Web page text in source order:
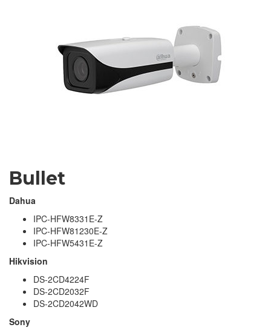
Bullet
Dahua
IPC-HFW8331E-Z
IPC-HFW81230E-Z
IPC-HFW5431E-Z
Hikvision
DS-2CD4224F
DS-2CD2032F
DS-2CD2042WD
Sony